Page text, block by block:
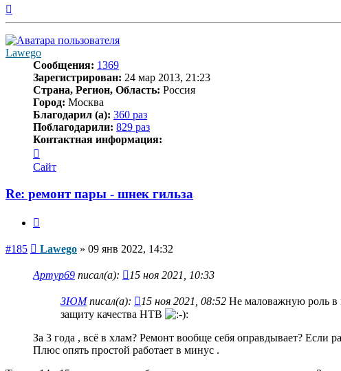
Lawego
Сообщения: 1369
Зарегистрирован: 24 мар 2013, 21:23
Страна, Регион, Область: Россия
Город: Москва
Благодарил (а): 360 раз
Поблагодарили: 829 раз
Контактная информация:
информация
пользователя
Сайт
Re: ремонт пары - шнек гильза
#185 Сообщение
Lawego » 09 янв 2022, 14:32
Артур69 писал(а): 15 ноя 2021, 10:33
ЗЮМписал(а): 15 ноя 2021, 08:52 Не маловажную роль в
защиту качества НТВ
За 3 года , всё в хлам? Ремонт вообще себя оправдывает? Если
Плюс опять простой работает в минус .